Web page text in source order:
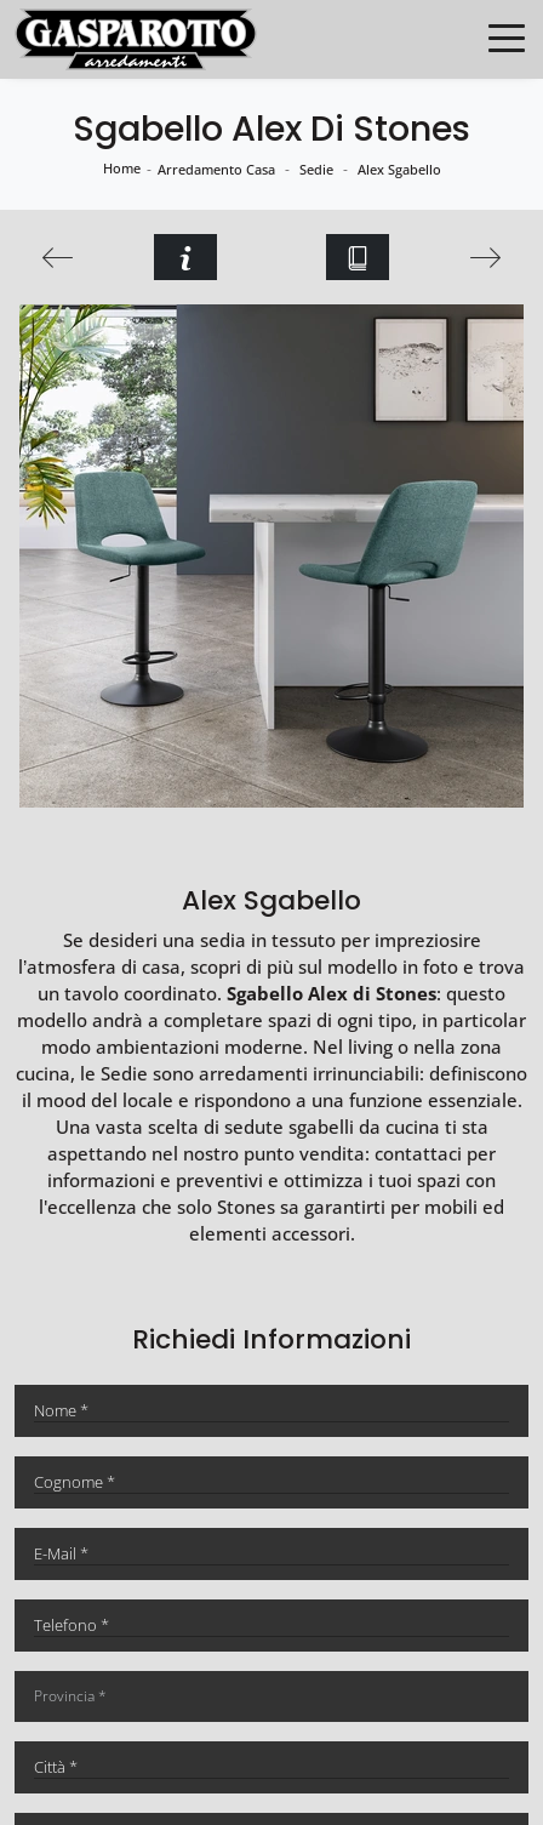
Sgabello Alex Di Stones
Home - Arredamento Casa - Sedie - Alex Sgabello
Alex Sgabello
Se desideri una sedia in tessuto per impreziosire
l’atmosfera di casa, scopri di più sul modello in foto e trova
un tavolo coordinato. Sgabello Alex di Stones: questo
modello andrà a completare spazi di ogni tipo, in particolar
modo ambientazioni moderne. Nel living o nella zona
cucina, le Sedie sono arredamenti irrinunciabili: definiscono
il mood del locale e rispondono a una funzione essenziale.
Una vasta scelta di sedute sgabelli da cucina ti sta
aspettando nel nostro punto vendita: contattaci per
informazioni e preventivi e ottimizza i tuoi spazi con
l'eccellenza che solo Stones sa garantirti per mobili ed
elementi accessori.
Richiedi Informazioni